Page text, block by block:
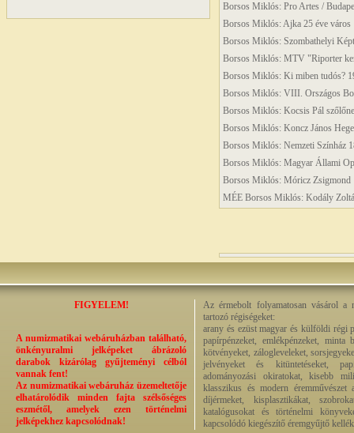
Borsos Miklós: Pro Artes /
Borsos Miklós: Ajka 25 éve város
Borsos Miklós: Szombathelyi
Borsos Miklós: MTV "Riporter
Borsos Miklós: Ki miben tudós?
Borsos Miklós: VIII. Országos
Borsos Miklós: Kocsis Pál
Borsos Miklós: Koncz János
Borsos Miklós: Nemzeti Színház
Borsos Miklós: Magyar Állami
Borsos Miklós: Móricz Zsigmond
MÉE Borsos Miklós: Kodály
FIGYELEM!
A numizmatikai webáruházban található,
önkényuralmi jelképeket ábrázoló
darabok kizárólag gyűjteményi célból
vannak fent!
Az numizmatikai webáruház üzemeltetője
elhatárolódik minden fajta szélsőséges
eszmétől, amelyek ezen történelmi
jelképekhez kapcsolódnak!
Az érmebolt folyamatosan vásárol a
tartozó régiségeket:
arany és ezüst magyar és külföldi régi
papírpénzeket, emlékpénzeket, minta
kötvényeket, zálogleveleket,
jelvényeket és kitüntetéseket,
adományozási okiratokat, kisebb
klasszikus és modern éremművészet
díjérmeket, kisplasztikákat,
katalógusokat és történelmi
kapcsolódó kiegészítő éremgyűjtő